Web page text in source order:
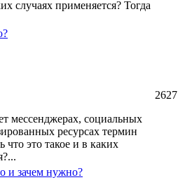
случаях применяется? Тогда
мессенджерах, социальных
ресурсах термин
что это такое и в каких
2627
и зачем нужно?